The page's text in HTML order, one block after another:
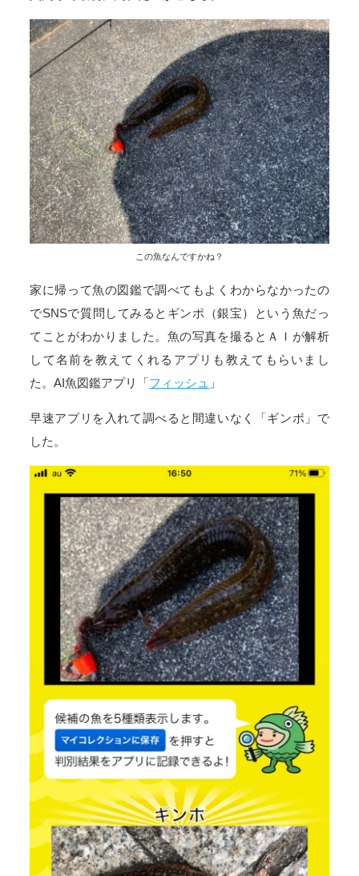
この魚なんですかね？
家に帰って魚の図鑑で調べてもよくわからなかったの
でSNSで質問してみるとギンポ（銀宝）という魚だっ
てことがわかりました。魚の写真を撮るとＡＩが解析
して名前を教えてくれるアプリも教えてもらいまし
た。AI魚図鑑アプリ「 フィッシュ 」
早速アプリを入れて調べると間違いなく「ギンポ」で
した。